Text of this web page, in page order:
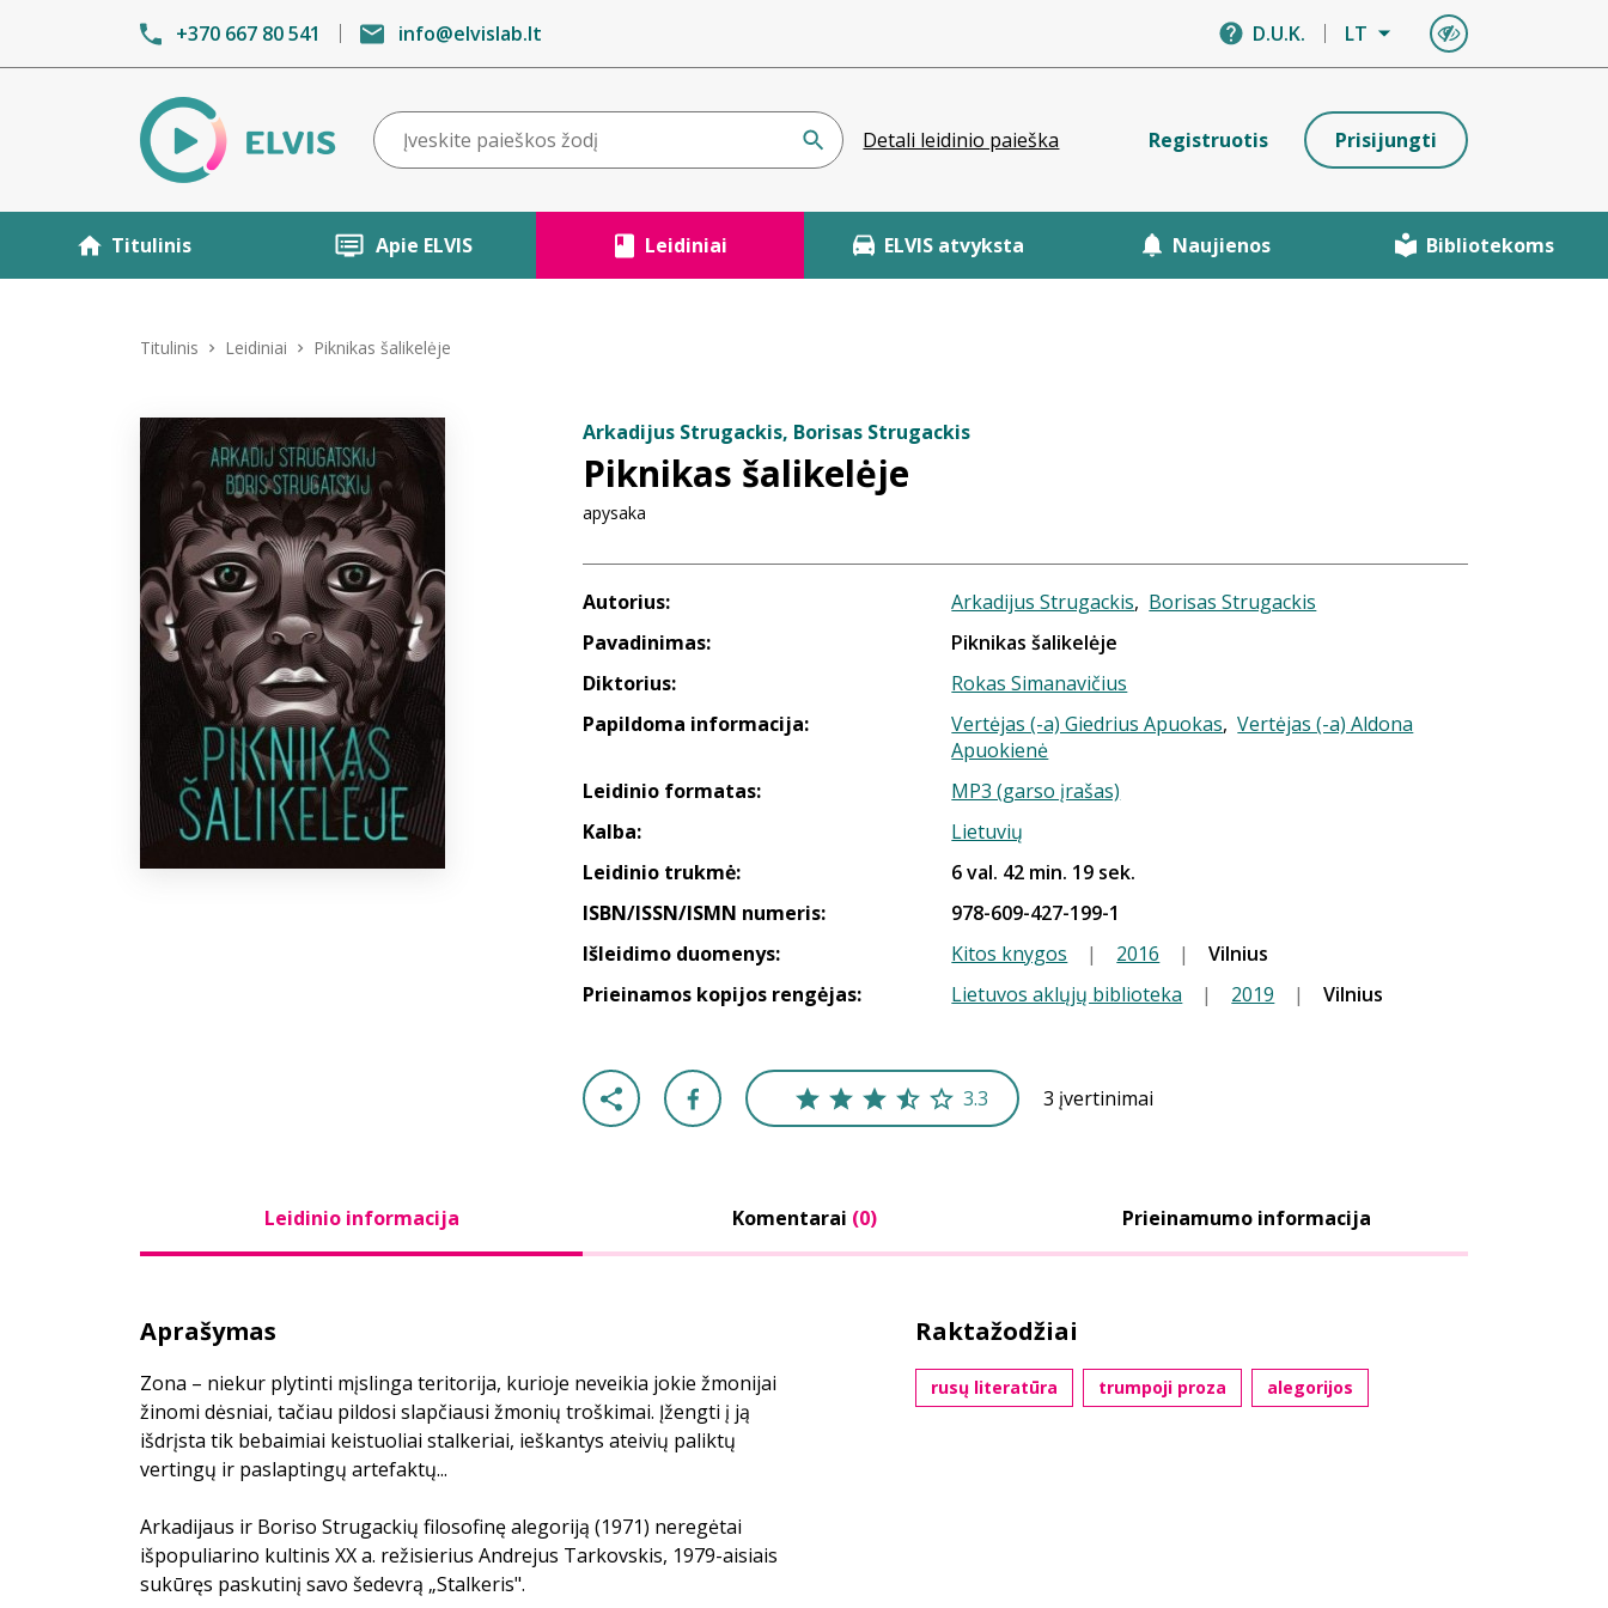
+370 667 80 541 info@elvislab.lt D.U.K. LT
Detali leidinio paieška Registruotis Prisijungti
Titulinis Apie ELVIS Leidiniai ELVIS atvyksta Naujienos Bibliotekoms
Titulinis Leidiniai Piknikas šalikelėje
Arkadijus Strugackis, Borisas Strugackis
Piknikas šalikelėje
apysaka
Autorius: Arkadijus Strugackis, Borisas Strugackis
Pavadinimas:
Piknikas šalikelėje
Diktorius:
Rokas Simanavičius
Papildoma informacija:
Vertėjas (-a) Giedrius Apuokas,Vertėjas (-a) Aldona
Apuokienė
Leidinio formatas:
MP3 (garso įrašas)
Kalba:
Lietuvių
Leidinio trukmė:
6 val. 42 min. 19 sek.
ISBN/ISSN/ISMN numeris:
978-609-427-199-1
Išleidimo duomenys:
Kitos knygos | 2016 |
Vilnius
Prieinamos kopijos rengėjas:
Lietuvos aklųjų biblioteka | 2019 | Vilnius
3.3 3 įvertinimai
Leidinio informacija Komentarai (0) Prieinamumo informacija
Aprašymas
Zona – niekur plytinti mįslinga teritorija, kurioje neveikia jokie žmonijai
žinomi dėsniai, tačiau pildosi slapčiausi žmonių troškimai. Įžengti į ją
išdrįsta tik bebaimiai keistuoliai stalkeriai, ieškantys ateivių paliktų
vertingų ir paslaptingų artefaktų...
Arkadijaus ir Boriso Strugackių filosofinę alegoriją (1971) neregėtai
išpopuliarino kultinis XX a. režisierius Andrejus Tarkovskis, 1979-aisiais
sukūręs paskutinį savo šedevrą „Stalkeris".
Raktažodžiai
rusų literatūra trumpoji proza alegorijos